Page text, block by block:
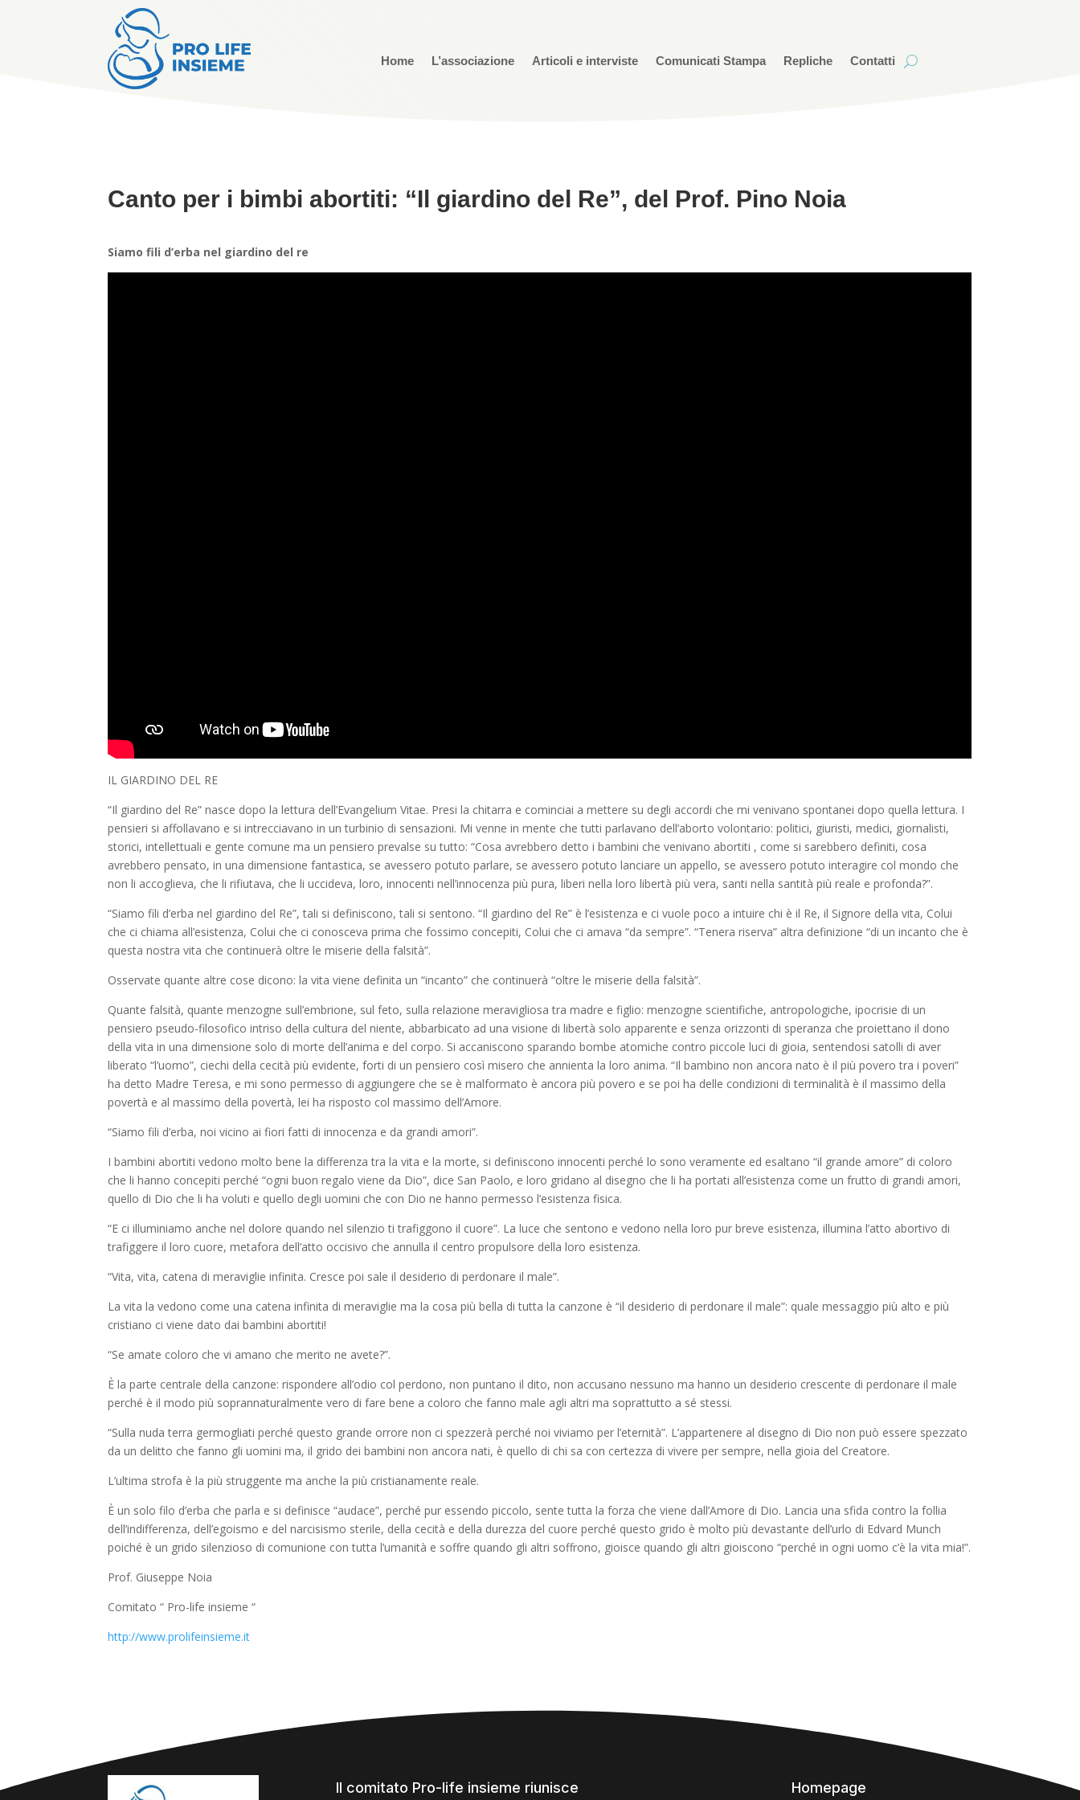
Home L’associazione Articoli e interviste Comunicati Stampa Repliche Contatti
Canto per i bimbi abortiti: “Il giardino del Re”, del Prof. Pino Noia
Siamo fili d’erba nel giardino del re
IL GIARDINO DEL RE
“Il giardino del Re” nasce dopo la lettura dell’Evangelium Vitae. Presi la chitarra e cominciai a mettere su degli accordi che mi venivano spontanei dopo quella lettura. I
pensieri si affollavano e si intrecciavano in un turbinio di sensazioni. Mi venne in mente che tutti parlavano dell’aborto volontario: politici, giuristi, medici, giornalisti,
storici, intellettuali e gente comune ma un pensiero prevalse su tutto:“Cosa avrebbero detto i bambini che venivano abortiti , come si sarebbero definiti, cosa
avrebbero pensato, in una dimensionefantastica, se avessero potuto parlare, se avessero potuto lanciare un appello, se avessero potuto interagire col mondo che
non li accoglieva, che li rifiutava, che li uccideva, loro, innocenti nell’innocenza più pura, liberi nella loro libertà più vera, santi nella santità più reale e profonda?”.
“Siamo fili d’erba nel giardino del Re”, tali si definiscono, tali si sentono. “Il giardino del Re” è l’esistenza e ci vuole poco a intuire chi è il Re, il Signore della vita, Colui
che ci chiama all’esistenza, Colui che ci conosceva prima che fossimo concepiti, Colui che ci amava “da sempre”.“Tenera riserva” altra definizione“di un incanto che è
questa nostra vita che continuerà oltre le miserie della falsità”.
Osservate quante altre cose dicono: la vita viene definita un“incanto” che continuerà“oltre le miserie della falsità”.
Quante falsità, quante menzogne sull’embrione, sul feto, sulla relazione meravigliosa tra madre e figlio: menzogne scientifiche, antropologiche, ipocrisie di un
pensiero pseudo-filosofico intriso della cultura del niente, abbarbicato ad una visione di libertà solo apparente e senza orizzonti di speranza che proiettano il dono
della vita in una dimensione solo di morte dell’anima e del corpo. Si accaniscono sparando bombe atomiche contro piccole luci di gioia, sentendosi satolli di aver
liberato “l’uomo”, ciechi della cecità più evidente, forti di un pensiero così misero che annienta la loro anima.“Il bambino non ancora nato è il più povero tra i poveri”
ha detto Madre Teresa, e mi sono permesso di aggiungere che se è malformato è ancora più povero e se poi ha delle condizioni di terminalità è il massimo della
povertà e al massimo della povertà, lei ha risposto col massimo dell’Amore.
“Siamo fili d’erba, noi vicino ai fiori fatti di innocenza e da grandi amori”.
I bambini abortiti vedono molto bene la differenzatra la vita e la morte, si definiscono innocenti perché lo sono veramente ed esaltano“il grande amore” di coloro
che li hanno concepiti perché“ogni buon regalo viene da Dio”, dice San Paolo, e loro gridano al disegno che li ha portati all’esistenza come un frutto di grandi amori,
quello di Dio che li ha voluti e quello degli uomini che con Dio ne hanno permesso l’esistenza fisica.
“E ci illuminiamo anche nel dolore quando nel silenzio ti trafiggono il cuore”. La luce che sentono e vedono nella loro pur breve esistenza, illumina l’atto abortivo di
trafiggere il loro cuore, metafora dell’atto occisivo che annulla il centro propulsore della loro esistenza.
“Vita, vita, catena di meraviglie infinita. Cresce poi saleil desiderio di perdonare il male”.
La vita la vedono come una catena infinita di meraviglie ma la cosa più bella di tutta la canzone è“il desiderio di perdonare il male”: quale messaggio più alto e più
cristiano ci viene dato dai bambini abortiti!
“Se amate coloro che vi amano che merito ne avete?”.
È la parte centrale della canzone: rispondere all’odio col perdono, non puntano il dito, non accusano nessuno ma hanno un desiderio crescente di perdonare il male
perché è il modo più soprannaturalmente vero di fare bene a coloro che fanno male agli altri ma soprattutto a sé stessi.
“Sulla nuda terra germogliati perché questo grande orrore non ci spezzerà perché noi viviamo per l’eternità”. L’appartenere al disegno di Dio non può essere spezzato
da un delitto che fanno gli uomini ma, il grido dei bambini non ancora nati, è quello di chi sa con certezza di vivere per sempre, nella gioia del Creatore.
L’ultima strofa è la più struggente ma anche la più cristianamente reale.
È un solo filo d’erba che parla e si definisce“audace”, perché pur essendo piccolo, sente tutta la forza che viene dall’Amore di Dio. Lancia una sfida contro lafollia
dell’indifferenza, dell’egoismo e del narcisismo sterile, della cecità e della durezza del cuore perché questo grido è molto più devastante dell’urlo di Edvard Munch
poiché è un grido silenzioso di comunione con tutta l’umanità e soffre quando gli altri soffrono, gioisce quando gli altri gioiscono“perché in ogni uomo c’è la vita mia!”.
Prof. Giuseppe Noia
Comitato “ Pro-life insieme “
http://www.prolifeinsieme.it
Il comitato Pro-life insieme riunisce Homepage